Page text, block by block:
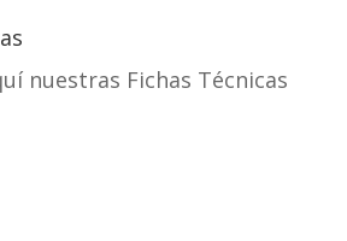
nuestras Fichas Técnicas